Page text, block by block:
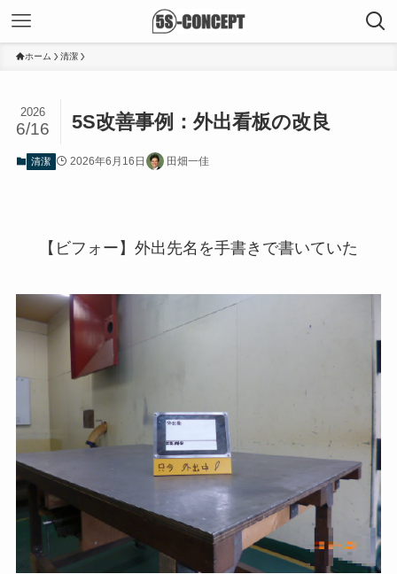
ホーム 清潔
5S改善事例：外出看板の改良
2026
6/16
清潔 2026年6月16日 田畑一佳
【ビフォー】外出先名を手書きで書いていた